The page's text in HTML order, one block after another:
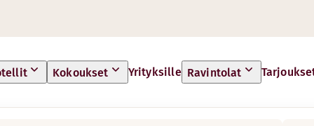
Kokoukset Yrityksille Ravintolat